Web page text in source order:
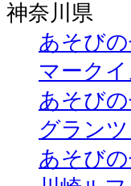
神奈川県
あそび
マーク
あそび
グラン
あそび